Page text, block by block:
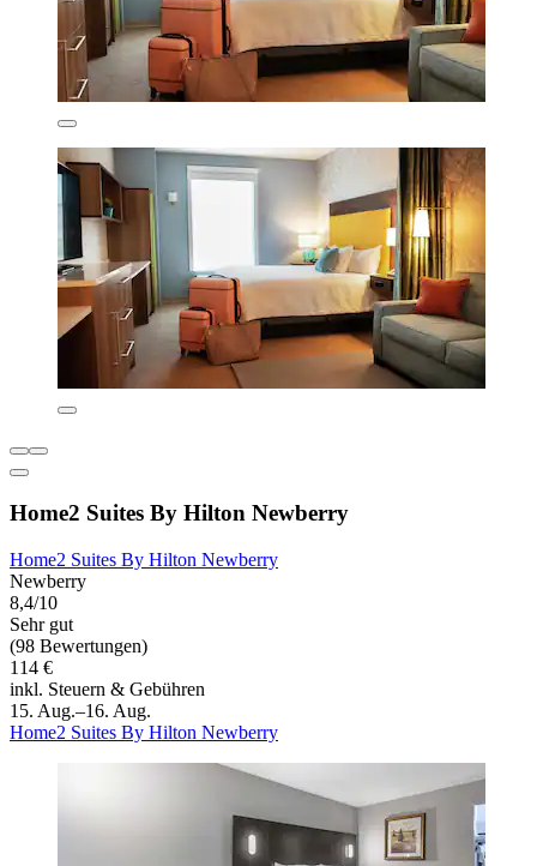
Home2 Suites By Hilton Newberry
Home2 Suites By Hilton Newberry
Newberry
8,4/10
Sehr gut
(98 Bewertungen)
114 €
inkl. Steuern & Gebühren
15. Aug.–16. Aug.
Home2 Suites By Hilton Newberry